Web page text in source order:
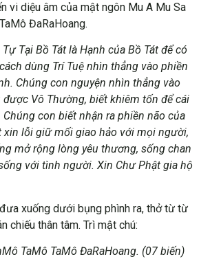
vi diệu âm của mật ngôn Mu A Mu Sa
ĐaRaHoang.
Tại Bồ Tát là Hạnh của Bồ Tát để có
dùng Trí Tuệ nhìn thẳng vào phiền
Chúng con nguyện nhìn thẳng vào
được Vô Thường, biết khiêm tốn để cái
con biết nhận ra phiền não của
xin lỗi giữ mối giao hảo với mọi người,
mở rộng lòng yêu thương, sống chan
với tình người. Xin Chư Phật gia hộ
xuống dưới bụng phình ra, thở từ từ
chiếu thân tâm. Trì mật chú:
TaMô TaMô ĐaRaHoang. (07 biến)